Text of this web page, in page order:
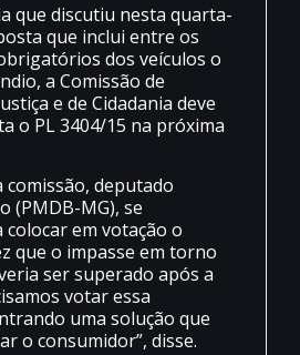
que discutiu nesta quarta-
que inclui entre os
dos veículos o
a Comissão de
e de Cidadania deve
o PL 3404/15 na próxima
comissão, deputado
(PMDB-MG), se
em votação o
que o impasse em torno
ser superado após a
votar essa
uma solução que
o consumidor”, disse.